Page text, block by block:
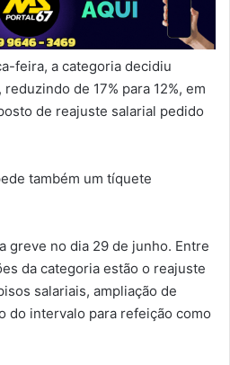
feira, a categoria decidiu
de 17% para 12%, em
de reajuste salarial pedido
também um tíquete
greve no dia 29 de junho. Entre
da categoria estão o reajuste
salariais, ampliação de
do intervalo para refeição como